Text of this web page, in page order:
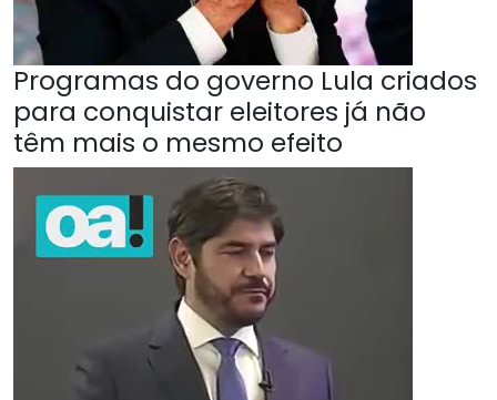
Programas do governo Lula criados
para conquistar eleitores já não
têm mais o mesmo efeito